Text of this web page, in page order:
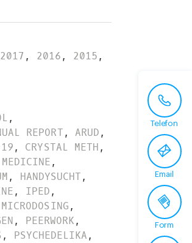
2017 , 2016, 2015,
,
REPORT, ARUD,
, CRYSTAL METH,
,
, HANDYSUCHT,
, IPED,
MICRODOSING,
, PEERWORK,
, PSYCHEDELIKA,
Telefon
Email
Form